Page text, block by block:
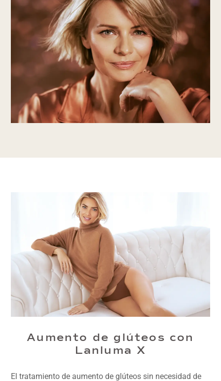
Aumento de glúteos con
Lanluma X
El tratamiento de aumento de glúteos sin necesidad de